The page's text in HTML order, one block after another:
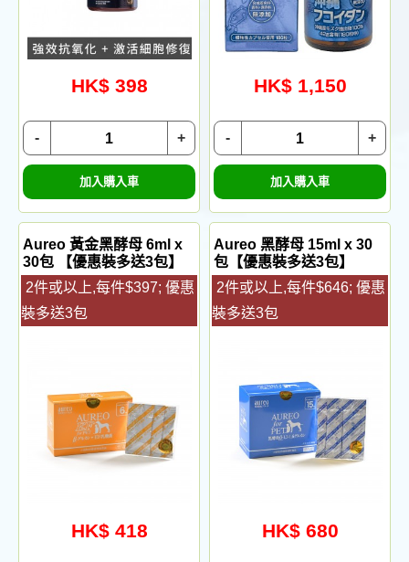
HK$ 398
+
-
加入購入車
HK$ 1,150
+
-
加入購入車
Aureo 黃金黑酵母 6ml x
30包 【優惠裝多送3包】
2件或以上,每件$397; 優惠
裝多送3包
HK$ 418
Aureo 黑酵母 15ml x 30
包【優惠裝多送3包】
2件或以上,每件$646; 優惠
裝多送3包
HK$ 680